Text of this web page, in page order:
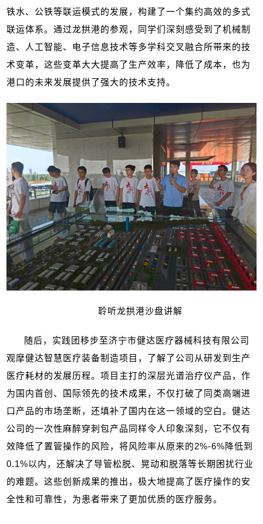
铁水、公铁等联运模式的发展，构建了一个集约高效的多式
联运体系。通过龙拱港的参观，同学们深刻感受到了机械制
造、人工智能、电子信息技术等多学科交叉融合所带来的技
术变革，这些变革大大提高了生产效率，降低了成本，也为
港口的未来发展提供了强大的技术支持。
聆听龙拱港沙盘讲解
随后，实践团移步至济宁市健达医疗器械科技有限公司
观摩健达智慧医疗装备制造项目，了解了公司从研发到生产
医疗耗材的发展历程。项目主打的深层光谱治疗仪产品，作
为国内首创、国际领先的技术成果，不仅打破了同类高端进
口产品的市场垄断，还填补了国内在这一领域的空白。健达
公司的一次性麻醉穿刺包产品同样令人印象深刻，它不仅有
效降低了置管操作的风险，将风险率从原来的2%-6%降低到
0.1%以内，还解决了导管松脱、晃动和脱落等长期困扰行业
的难题。这些创新成果的推出，极大地提高了医疗操作的安
全性和可靠性，为患者带来了更加优质的医疗服务。